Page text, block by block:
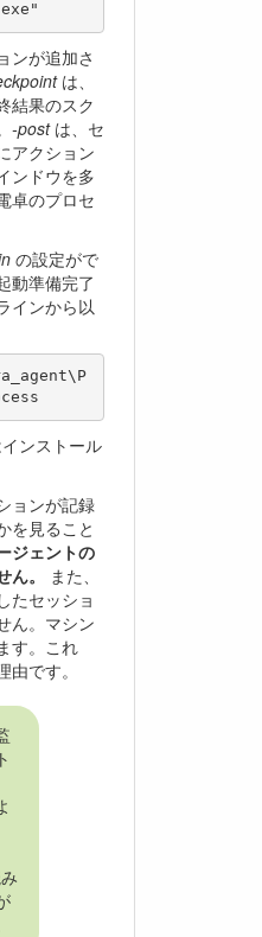
ンが追加さ
は、
結果のスク
-postは、セ
アクション
ンドウを多
卓のプロセ
の設定がで
動準備完了
インから以
ンストール
ョンが記録
を見ること
ジェントの
。
また、
たセッショ
ん。マシン
す。これ
です。